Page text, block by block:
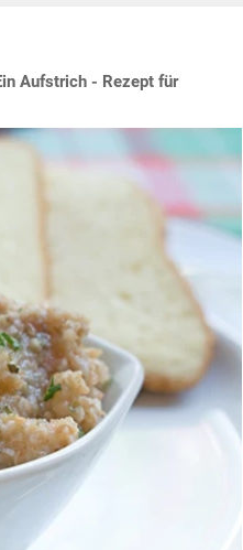
Aufstrich - Rezept für